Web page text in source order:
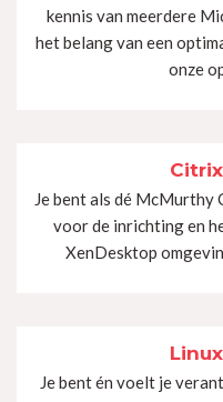
kennis van meerdere
het belang van een
onze
Je bent als dé
voor de inrichting en
XenDesktop
Je bent én voelt je